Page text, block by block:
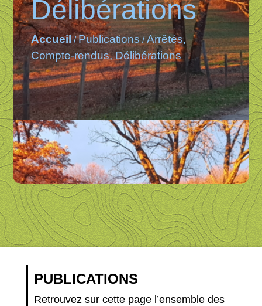
Délibérations
Accueil/Publications/Arrêtés,
Compte-rendus, Délibérations
PUBLICATIONS
Retrouvez sur cette page l’ensemble des